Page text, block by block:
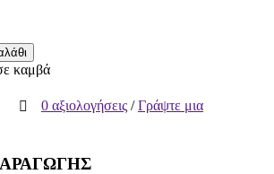
καμβά
0 αξιολογήσεις /Γράψτε μια